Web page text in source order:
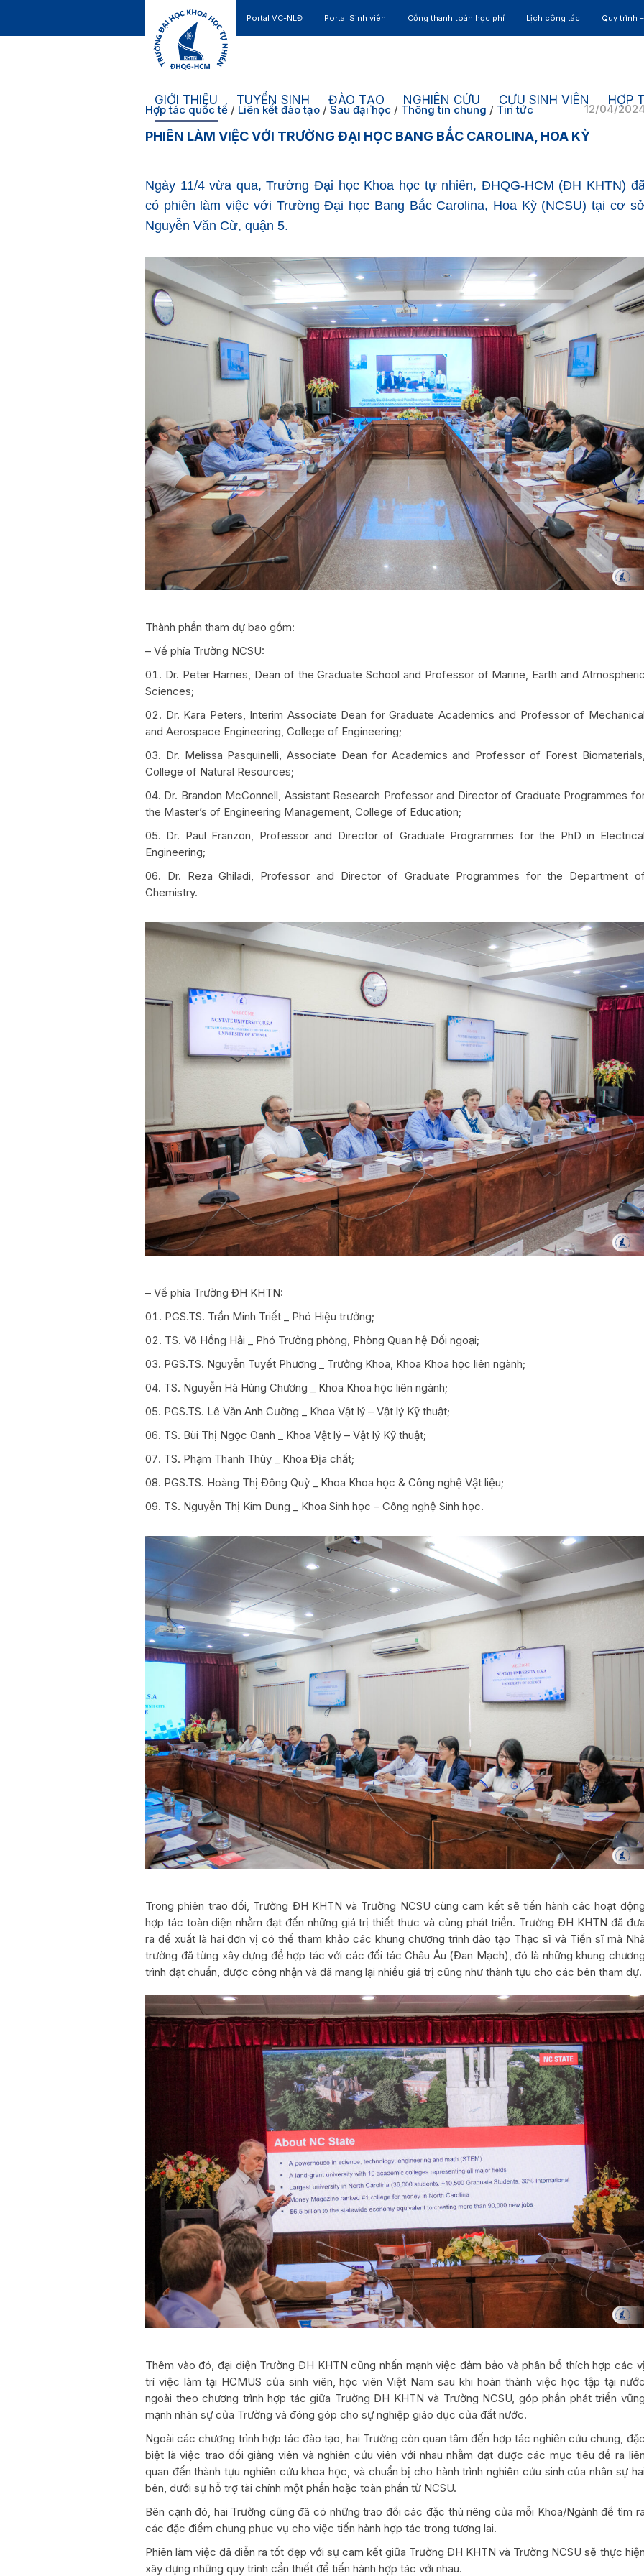
Portal VC-NLĐ Portal Sinh viên Cổng thanh toán học phí Lịch công tác Quy trình
GIỚI THIỆU TUYỂN SINH ĐÀO TẠO NGHIÊN CỨU CỰU SINH VIÊN HỢP
12/04/
Hợp tác quốc tế / Liên kết đào tạo / Sau đại học / Thông tin chung / Tin tức
PHIÊN LÀM VIỆC VỚI TRƯỜNG ĐẠI HỌC BANG BẮC CAROLINA, HOA KỲ
Ngày 11/4 vừa qua, Trường Đại học Khoa học tự nhiên, ĐHQG-HCM (ĐH KHTN)
có phiên làm việc với Trường Đại học Bang Bắc Carolina, Hoa Kỳ (NCSU) tại cơ
Nguyễn Văn Cừ, quận 5.
Thành phần tham dự bao gồm:
– Về phía Trường NCSU:
Dr. Peter Harries, Dean of the Graduate School and Professor of Marine, Earth and
Sciences;
Dr. Kara Peters, Interim Associate Dean for Graduate Academics and Professor of
and Aerospace Engineering, College of Engineering;
Dr. Melissa Pasquinelli, Associate Dean for Academics and Professor of Forest
College of Natural Resources;
Dr. Brandon McConnell, Assistant Research Professor and Director of Graduate Programmes
the Master’s of Engineering Management, College of Education;
Dr. Paul Franzon, Professor and Director of Graduate Programmes for the PhD in
Engineering;
Dr. Reza Ghiladi, Professor and Director of Graduate Programmes for the Department
Chemistry.
– Về phía Trường ĐH KHTN:
PGS.TS. Trần Minh Triết _ Phó Hiệu trưởng;
TS. Võ Hồng Hải _ Phó Trưởng phòng, Phòng Quan hệ Đối ngoại;
PGS.TS. Nguyễn Tuyết Phương _ Trưởng Khoa, Khoa Khoa học liên ngành;
TS. Nguyễn Hà Hùng Chương _ Khoa Khoa học liên ngành;
PGS.TS. Lê Văn Anh Cường _ Khoa Vật lý – Vật lý Kỹ thuật;
TS. Bùi Thị Ngọc Oanh _ Khoa Vật lý – Vật lý Kỹ thuật;
TS. Phạm Thanh Thùy _ Khoa Địa chất;
PGS.TS. Hoàng Thị Đông Quỳ _ Khoa Khoa học & Công nghệ Vật liệu;
TS. Nguyễn Thị Kim Dung _ Khoa Sinh học – Công nghệ Sinh học.
Trong phiên trao đổi, Trường ĐH KHTN và Trường NCSU cùng cam kết sẽ tiến hành các hoạt
hợp tác toàn diện nhằm đạt đến những giá trị thiết thực và cùng phát triển. Trường ĐH KHTN đã
ra đề xuất là hai đơn vị có thể tham khảo các khung chương trình đào tạo Thạc sĩ và Tiến sĩ mà
trường đã từng xây dựng để hợp tác với các đối tác Châu Âu (Đan Mạch), đó là những khung
trình đạt chuẩn, được công nhận và đã mang lại nhiều giá trị cũng như thành tựu cho các bên tham dự.
Thêm vào đó, đại diện Trường ĐH KHTN cũng nhấn mạnh việc đảm bảo và phân bổ thích hợp các
trí việc làm tại HCMUS của sinh viên, học viên Việt Nam sau khi hoàn thành việc học tập tại
ngoài theo chương trình hợp tác giữa Trường ĐH KHTN và Trường NCSU, góp phần phát triển
mạnh nhân sự của Trường và đóng góp cho sự nghiệp giáo dục của đất nước.
Ngoài các chương trình hợp tác đào tạo, hai Trường còn quan tâm đến hợp tác nghiên cứu chung,
biệt là việc trao đổi giảng viên và nghiên cứu viên với nhau nhằm đạt được các mục tiêu đề ra
quan đến thành tựu nghiên cứu khoa học, và chuẩn bị cho hành trình nghiên cứu sinh của nhân sự
bên, dưới sự hỗ trợ tài chính một phần hoặc toàn phần từ NCSU.
Bên cạnh đó, hai Trường cũng đã có những trao đổi các đặc thù riêng của mỗi Khoa/Ngành để tìm
các đặc điểm chung phục vụ cho việc tiến hành hợp tác trong tương lai.
Phiên làm việc đã diễn ra tốt đẹp với sự cam kết giữa Trường ĐH KHTN và Trường NCSU sẽ thực
xây dựng những quy trình cần thiết để tiến hành hợp tác với nhau.